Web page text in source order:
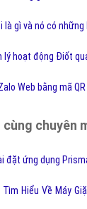
là gì và nó có những
lý hoạt động Điốt
Web bằng mã
chuyên
đặt ứng dụng
Hiểu Về Máy